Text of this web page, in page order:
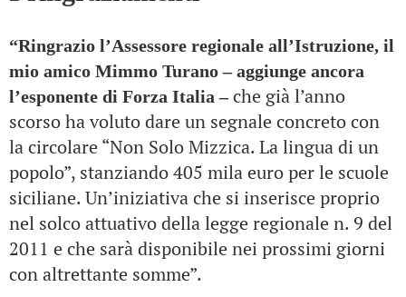
“Ringrazio l’Assessore regionale all’Istruzione, il
mio amico Mimmo Turano – aggiunge ancora
l’esponente di Forza Italia –che già l’anno
scorso ha voluto dare un segnale concreto con
la circolare “Non Solo Mizzica. La lingua di un
popolo”, stanziando 405 mila euro per le scuole
siciliane. Un’iniziativa che si inserisce proprio
nel solco attuativo della legge regionale n. 9 del
2011 e che sarà disponibile nei prossimi giorni
con altrettante somme”.